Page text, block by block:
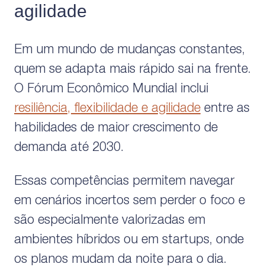
agilidade
Em um mundo de mudanças constantes,
quem se adapta mais rápido sai na frente.
O Fórum Econômico Mundial inclui
resiliência, flexibilidade e agilidade entre as
habilidades de maior crescimento de
demanda até 2030.
Essas competências permitem navegar
em cenários incertos sem perder o foco e
são especialmente valorizadas em
ambientes híbridos ou em startups, onde
os planos mudam da noite para o dia.